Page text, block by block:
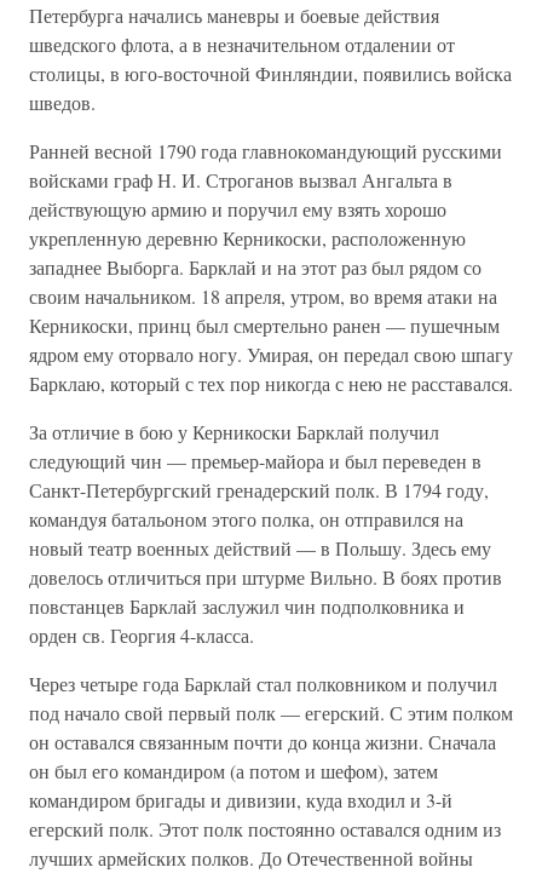
Петербурга начались маневры и боевые действия
шведского флота, а в незначительном отдалении от
столицы, в юго-восточной Финляндии, появились войска
шведов.
Ранней весной 1790 года главнокомандующий русскими
войсками граф Н. И. Строганов вызвал Ангальта в
действующую армию и поручил ему взять хорошо
укрепленную деревню Керникоски, расположенную
западнее Выборга. Барклай и на этот раз был рядом со
своим начальником. 18 апреля, утром, во время атаки на
Керникоски, принц был смертельно ранен — пушечным
ядром ему оторвало ногу. Умирая, он передал свою шпагу
Барклаю, который с тех пор никогда с нею не расставался.
За отличие в бою у Керникоски Барклай получил
следующий чин — премьер-майора и был переведен в
Санкт-Петербургский гренадерский полк. В 1794 году,
командуя батальоном этого полка, он отправился на
новый театр военных действий — в Польшу. Здесь ему
довелось отличиться при штурме Вильно. В боях против
повстанцев Барклай заслужил чин подполковника и
орден св. Георгия 4-класса.
Через четыре года Барклай стал полковником и получил
под начало свой первый полк — егерский. С этим полком
он оставался связанным почти до конца жизни. Сначала
он был его командиром (а потом и шефом), затем
командиром бригады и дивизии, куда входил и 3-й
егерский полк. Этот полк постоянно оставался одним из
лучших армейских полков. До Отечественной войны